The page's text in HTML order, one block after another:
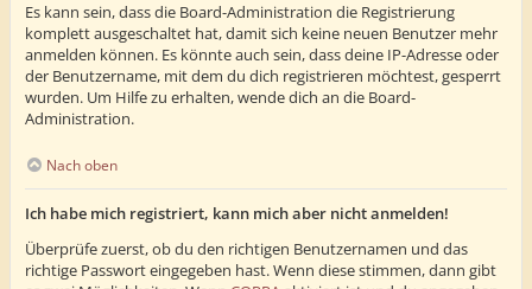
Es kann sein, dass die Board-Administration die Registrierung
komplett ausgeschaltet hat, damit sich keine neuen Benutzer mehr
anmelden können. Es könnte auch sein, dass deine IP-Adresse oder
der Benutzername, mit dem du dich registrieren möchtest, gesperrt
wurden. Um Hilfe zu erhalten, wende dich an die Board-
Administration.
Nach oben
Ich habe mich registriert, kann mich aber nicht anmelden!
Überprüfe zuerst, ob du den richtigen Benutzernamen und das
richtige Passwort eingegeben hast. Wenn diese stimmen, dann gibt